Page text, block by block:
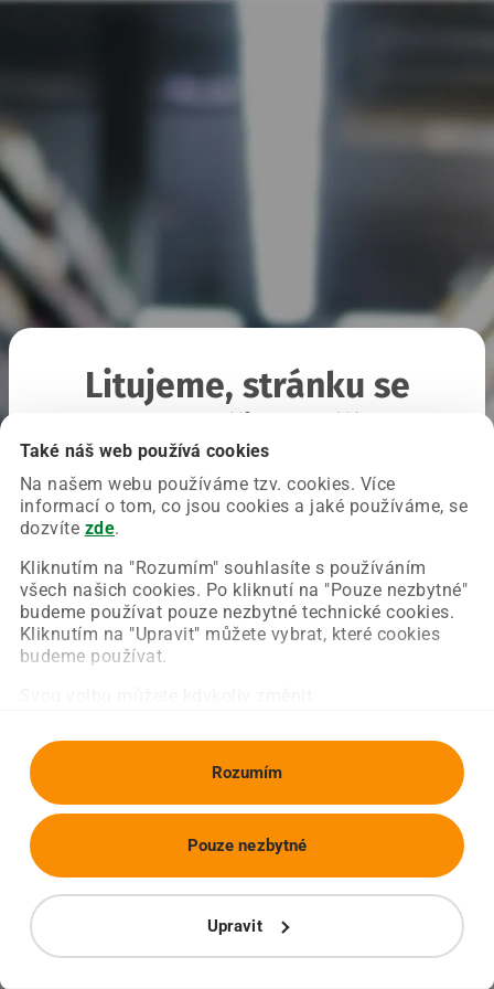
Také náš web používá cookies
Na našem webu používáme tzv. cookies. Více
informací o tom, co jsou cookies a jaké používáme, se
dozvíte zde.
Kliknutím na "Rozumím" souhlasíte s používáním
všech našich cookies. Po kliknutí na "Pouze nezbytné"
budeme používat pouze nezbytné technické cookies.
Kliknutím na "Upravit" můžete vybrat, které cookies
budeme používat.
Rozumím
Upravit
Pouze nezbytné
Litujeme, stránku se
Chyba nastala na naší straně a už ji opravujeme.
Zkuste prosím znovu načíst požadovanou stránku.
Obnovit stránku Úvodní strana